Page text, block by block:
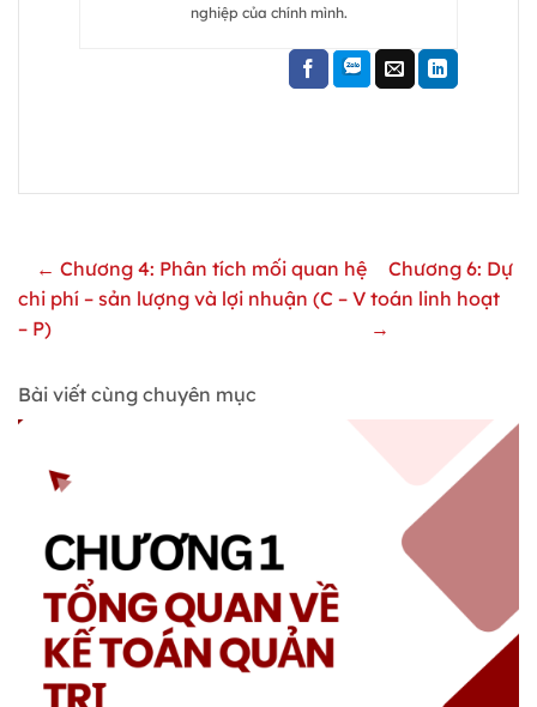
nghiệp của chính mình.
← Chương 4: Phân tích mối quan hệ
chi phí – sản lượng và lợi nhuận (C – V
– P)
Chương 6: Dự
toán linh hoạt
→
Bài viết cùng chuyên mục